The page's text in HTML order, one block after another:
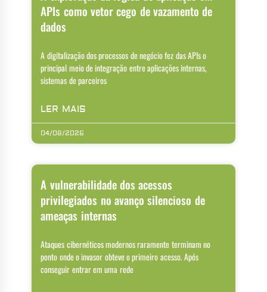
APIs como vetor cego de vazamento de
dados
A digitalização dos processos de negócio fez das APIs o
principal meio de integração entre aplicações internas,
sistemas de parceiros
LER MAIS
04/08/2026
A vulnerabilidade dos acessos
privilegiados no avanço silencioso de
ameaças internas
Ataques cibernéticos modernos raramente terminam no
ponto onde o invasor obteve o primeiro acesso. Após
conseguir entrar em uma rede